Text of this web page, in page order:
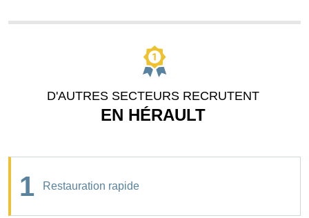
D'AUTRES SECTEURS RECRUTENT
EN HÉRAULT
1 Restauration rapide